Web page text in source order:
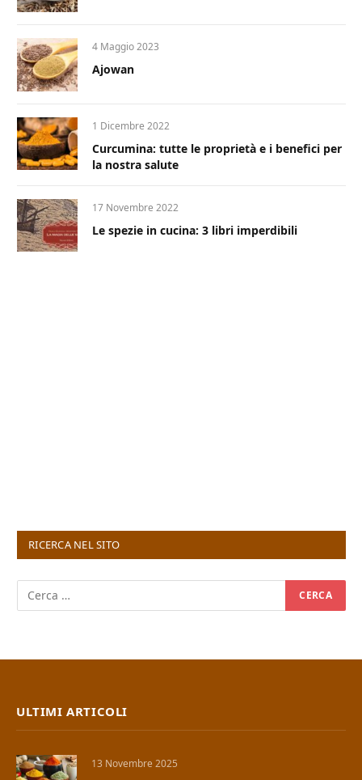
4 Maggio 2023
Ajowan
1 Dicembre 2022
Curcumina: tutte le proprietà e i benefici per
la nostra salute
17 Novembre 2022
Le spezie in cucina: 3 libri imperdibili
RICERCA NEL SITO
ULTIMI ARTICOLI
13 Novembre 2025